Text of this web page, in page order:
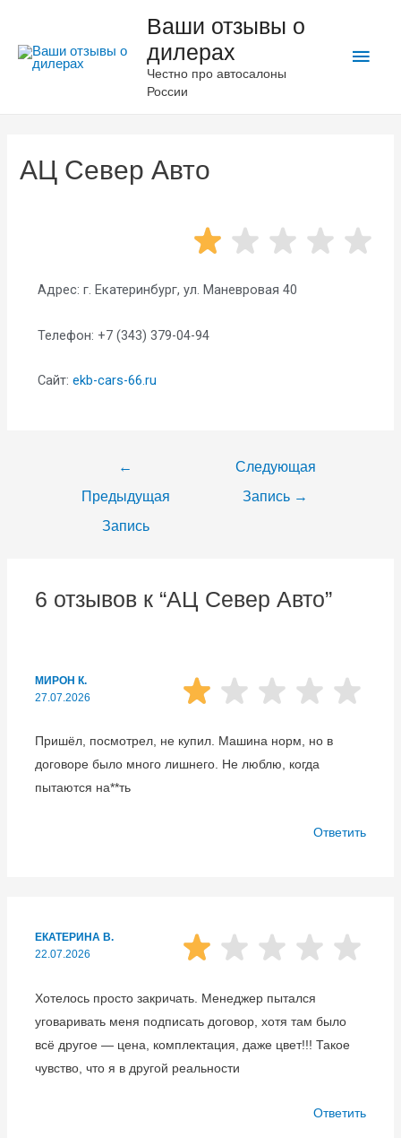
Ваши отзывы о
дилерах
Честно про автосалоны
России
АЦ Север Авто
Адрес:г. Екатеринбург, ул. Маневровая 40
Телефон: ‪+7 (343) 379-04-94
Сайт:ekb-cars-66.ru
←
Предыдущая
Запись
Следующая
Запись →
6 отзывов к “АЦ Север Авто”
МИРОН К.
27.07.2026
Пришёл, посмотрел, не купил. Машина норм, но в
договоре было много лишнего. Не люблю, когда
пытаются на**ть
Ответить
ЕКАТЕРИНА В.
22.07.2026
Хотелось просто закричать. Менеджер пытался
уговаривать меня подписать договор, хотя там было
всё другое — цена, комплектация, даже цвет!!! Такое
чувство, что я в другой реальности
Ответить